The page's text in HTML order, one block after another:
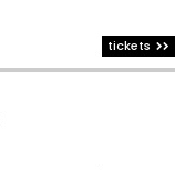
tickets